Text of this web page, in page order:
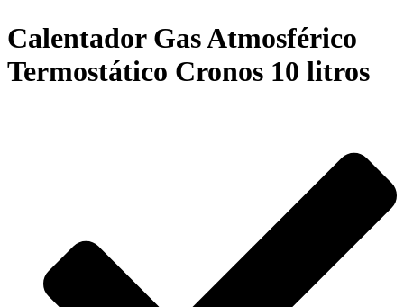
Calentador Gas Atmosférico
Termostático Cronos 10 litros